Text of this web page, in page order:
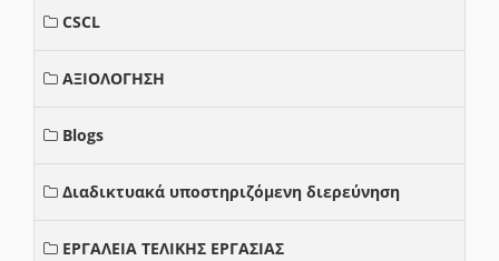
CSCL
ΑΞΙΟΛΟΓΗΣΗ
Blogs
Διαδικτυακά υποστηριζόμενη διερεύνηση
ΕΡΓΑΛΕΙΑ ΤΕΛΙΚΗΣ ΕΡΓΑΣΙΑΣ